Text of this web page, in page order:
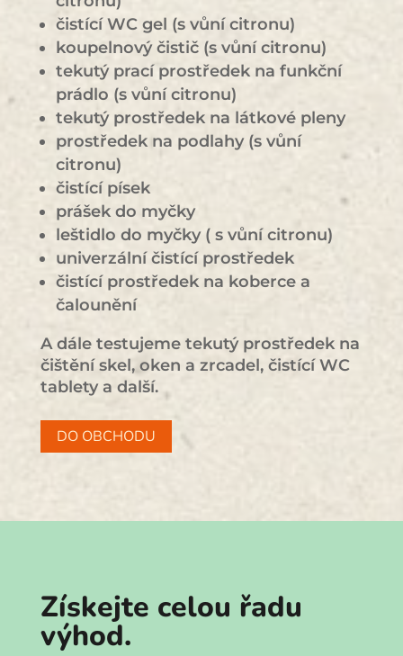
čistící WC gel (s vůní citronu)
koupelnový čistič (s vůní citronu)
tekutý prací prostředek na funkční
prádlo (s vůní citronu)
tekutý prostředek na látkové pleny
prostředek na podlahy (s vůní
citronu)
čistící písek
prášek do myčky
leštidlo do myčky ( s vůní citronu)
univerzální čistící prostředek
čistící prostředek na koberce a
čalounění
A dále testujeme tekutý prostředek na
čištění skel, oken a zrcadel, čistící WC
tablety a další.
DO OBCHODU
Získejte celou řadu
výhod.